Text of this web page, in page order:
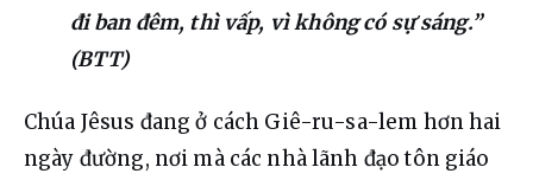
đi ban đêm, thì vấp, vì không có sự sáng.”
(BTT)
Chúa Jêsus đang ở cách Giê-ru-sa-lem hơn hai
ngày đường, nơi mà các nhà lãnh đạo tôn giáo